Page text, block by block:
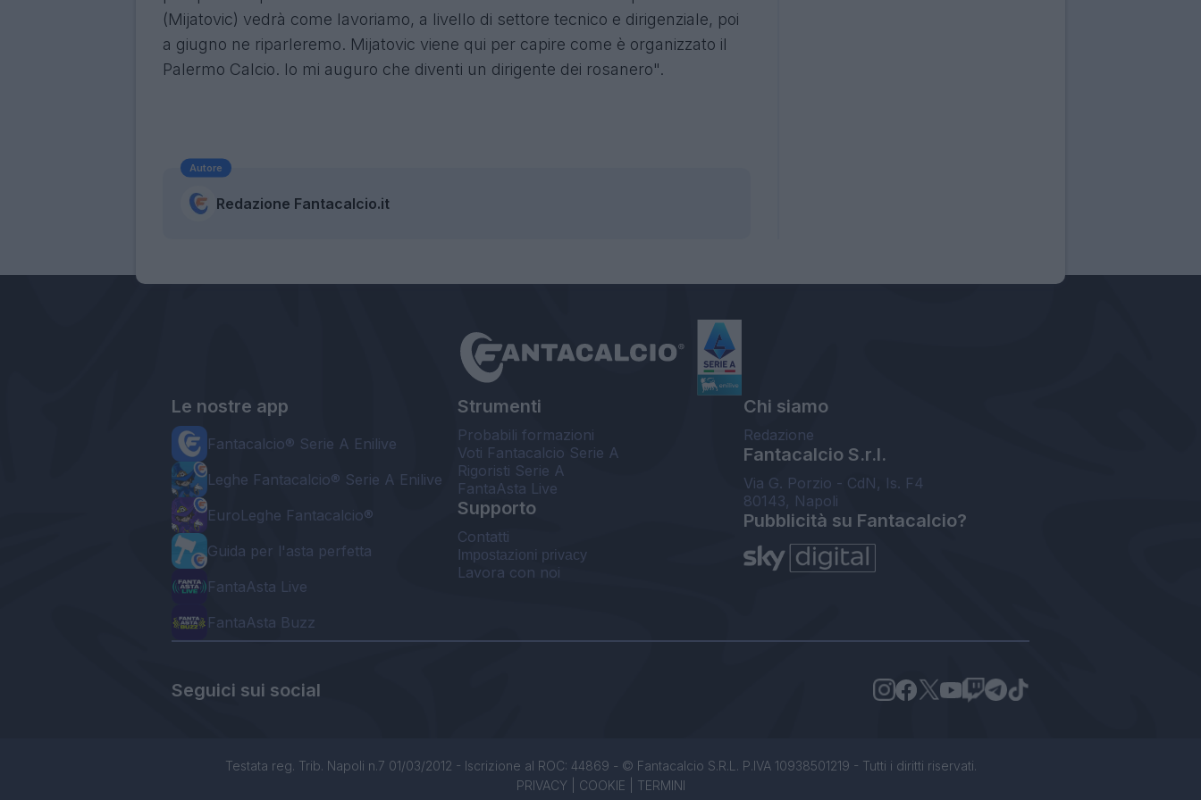
(Mijatovic) vedrà come lavoriamo, a livello di settore tecnico e dirigenziale, poi
a giugno ne riparleremo. Mijatovic viene qui per capire come è organizzato il
Palermo Calcio. Io mi auguro che diventi un dirigente dei rosanero".
Autore
Redazione Fantacalcio.it
Le nostre app
Fantacalcio® Serie A Enilive
Leghe Fantacalcio® Serie A Enilive
EuroLeghe Fantacalcio®
Guida per l'asta perfetta
FantaAsta Live
FantaAsta Buzz
Strumenti
Probabili formazioni
Voti Fantacalcio Serie A
Rigoristi Serie A
FantaAsta Live
Supporto
Contatti
Impostazioni privacy
Lavora con noi
Chi siamo
Redazione
Fantacalcio S.r.l.
Via G. Porzio - CdN, Is. F4
80143, Napoli
Pubblicità su Fantacalcio?
Seguici sui social
Testata reg. Trib. Napoli n.7 01/03/2012 - Iscrizione al ROC: 44869 - © Fantacalcio S.R.L. P.IVA 10938501219 - Tutti i diritti riservati.
PRIVACY| COOKIE TERMINI